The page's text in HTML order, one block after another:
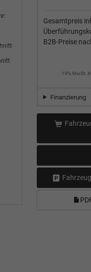
Gesamtpreis
B2B-Preise
19% MwSt.
Finanzierung